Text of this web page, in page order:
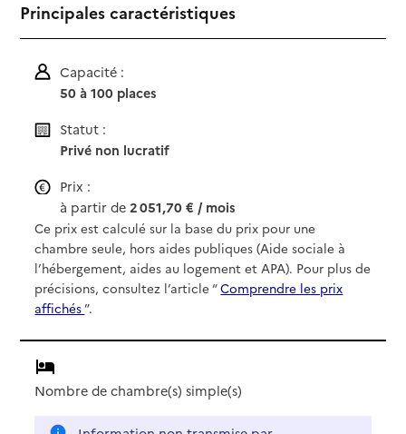
Principales caractéristiques
Capacité :
50 à 100 places
Statut :
Privé non lucratif
Prix :
à partir de2 051,70 € / mois
Ce prix est calculé sur la base du prix pour une
chambre seule, hors aides publiques (Aide sociale à
l’hébergement, aides au logement et APA). Pour plus de
précisions, consultez l’article “Comprendre les prix
affichés”.
Nombre de chambre(s) simple(s)